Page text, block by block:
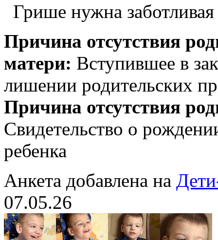
Грише нужна
Причина отсутствия
матери: Вступившее в
лишении родительских
Причина отсутствия
Свидетельство о
ребенка
Анкета добавлена на
07.05.26